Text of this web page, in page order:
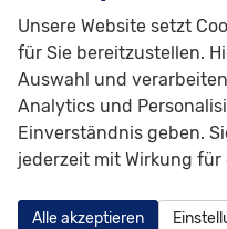
CO2 -Klasse: C
CO
-Emissionen:
Unsere Website setzt
für Sie bereitzustellen.
Auswahl und
Analytics und
Einverständnis geben.
jederzeit mit Wirkung
Alle akzeptieren